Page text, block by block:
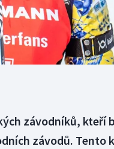
Plážový volejbal
závodníků, kteří
závodů. Tento